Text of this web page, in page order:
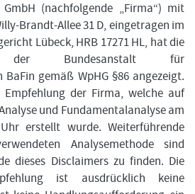
(nachfolgende „Firma“) mit
Brandt-Allee 31 D, eingetragen im
Lübeck, HRB 17271 HL, hat die
der Bundesanstalt für
gemäß WpHG §86 angezeigt.
Empfehlung der Firma, welche auf
und Fundamentalanalyse am
erstellt wurde. Weiterführende
Analysemethode sind
dieses Disclaimers zu finden. Die
ist ausdrücklich keine